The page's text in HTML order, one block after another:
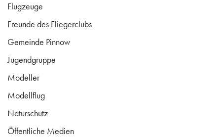
Flugzeuge
Freunde des Fliegerclubs
Gemeinde Pinnow
Jugendgruppe
Modeller
Modellflug
Naturschutz
Öffentliche Medien